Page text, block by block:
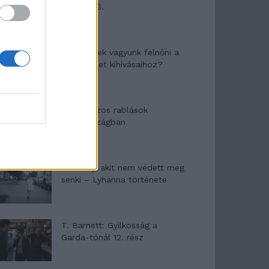
mítosza 3.
Képtelenek vagyunk felnőni a
felnőtt élet kihívásaihoz?
Altatógázos rablások
Olaszországban
A kislány, akit nem védett meg
senki – Lyhanna története
T. Barnett: Gyilkosság a
Garda-tónál 12. rész